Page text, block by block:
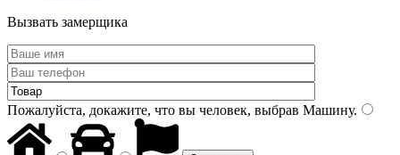
Вызвать замерщика
Пожалуйста, докажите, что вы человек, выбрав Машину.